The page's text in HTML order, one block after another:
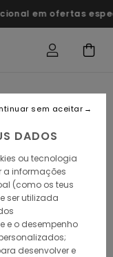
em ofertas especiais
DADOS
ou tecnologia
a informações
(como os teus
ser utilizada
e o desempenho
desenvolver e
sem aceitar